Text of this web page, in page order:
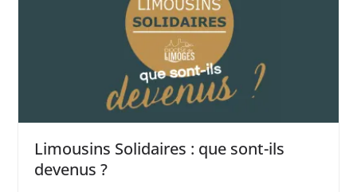
Limousins Solidaires : que sont-ils
devenus ?